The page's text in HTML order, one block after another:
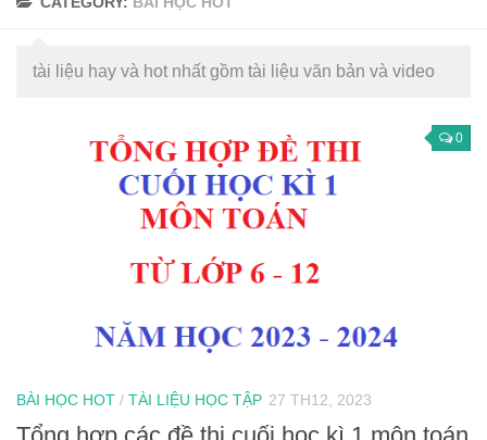
Hs bậc nhất và bậc hai
Bất đẳng thức và bất Pt
Góc và công thức lượng giác
PT đường thẳng trong mặt phẳng
PT đường tròn
PT đường elip
tài liệu hay và hot nhất gồm tài liệu văn bản và video
0
BÀI HỌC HOT / TÀI LIỆU HỌC TẬP 27 TH12, 2023